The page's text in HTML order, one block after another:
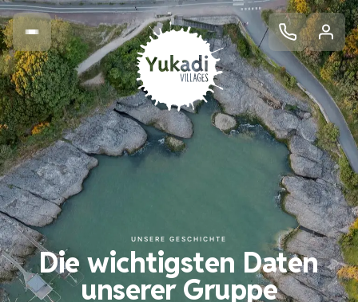
UNSERE GESCHICHTE
Die wichtigsten Daten
unserer Gruppe